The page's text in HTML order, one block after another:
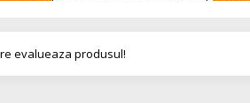
evalueaza produsul!